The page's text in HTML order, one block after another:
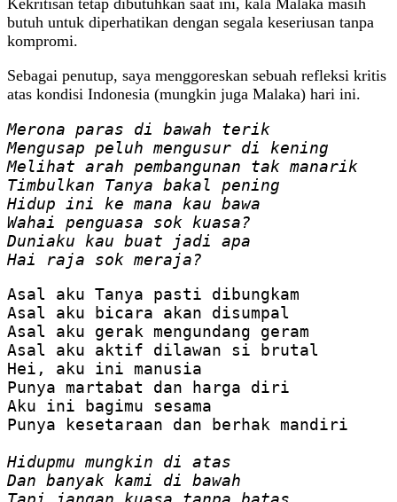
butuh untuk diperhatikan dengan segala keseriusan tanpa
kompromi.
Sebagai penutup, saya menggoreskan sebuah refleksi kritis
atas kondisi Indonesia (mungkin juga Malaka) hari ini.
Merona paras di bawah terik
Mengusap peluh mengusur di kening
Melihat arah pembangunan tak manarik
Timbulkan Tanya bakal pening
Hidup ini ke mana kau bawa
Wahai penguasa sok kuasa?
Duniaku kau buat jadi apa
Hai raja sok meraja?
Asal aku Tanya pasti dibungkam
Asal aku bicara akan disumpal
Asal aku gerak mengundang geram
Asal aku aktif dilawan si brutal
Hei, aku ini manusia
Punya martabat dan harga diri
Aku ini bagimu sesama
Punya kesetaraan dan berhak mandiri
Hidupmu mungkin di atas
Dan banyak kami di bawah